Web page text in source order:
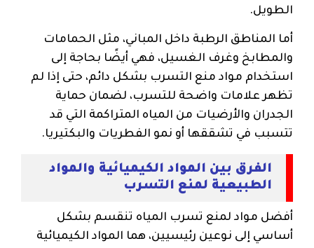
الطويل.
أما المناطق الرطبة داخل المباني، مثل الحمامات
والمطابخ وغرف الغسيل، فهي أيضًا بحاجة إلى
استخدام مواد منع التسرب بشكل دائم، حتى إذا لم
تظهر علامات واضحة للتسرب، لضمان حماية
الجدران والأرضيات من المياه المتراكمة التي قد
تتسبب في تشققها أو نمو الفطريات والبكتيريا.
الفرق بين المواد الكيميائية والمواد
الطبيعية لمنع التسرب
أفضل مواد لمنع تسرب المياه تنقسم بشكل
أساسي إلى نوعين رئيسيين، هما المواد الكيميائية